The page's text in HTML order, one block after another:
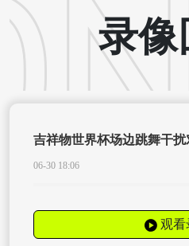
录像
吉祥物世界杯场边跳舞干扰
06-30 18:06
观看